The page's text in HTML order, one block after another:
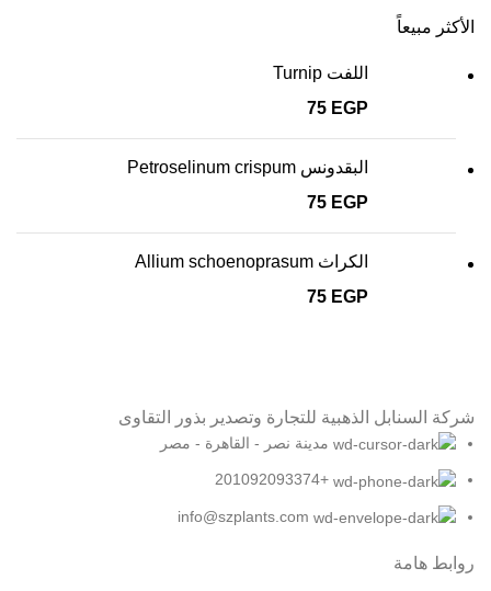
الأكثر مبيعاً
اللفت Turnip
75 EGP
البقدونس Petroselinum crispum
75 EGP
الكراث Allium schoenoprasum
75 EGP
شركة السنابل الذهبية للتجارة وتصدير بذور التقاوى
مدينة نصر - القاهرة - مصر
+201092093374
info@szplants.com
روابط هامة